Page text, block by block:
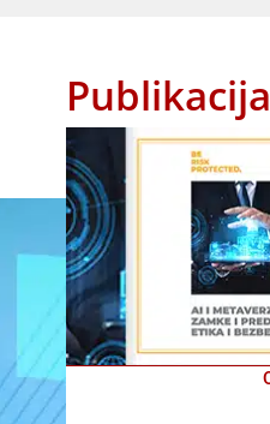
Publikacija